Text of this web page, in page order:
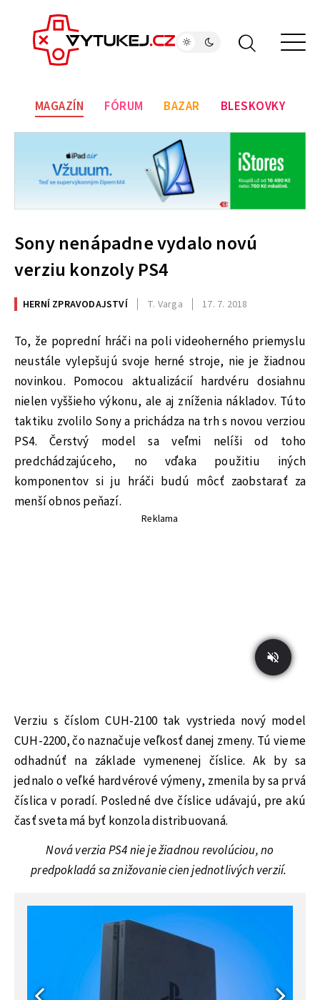
MAGAZÍN FÓRUM BAZAR BLESKOVKY
Sony nenápadne vydalo novú
verziu konzoly PS4
HERNÍ ZPRAVODAJSTVÍ T. Varga 17. 7. 2018
To, že poprední hráči na poli videoherného priemyslu
neustále vylepšujú svoje herné stroje, nie je žiadnou
novinkou. Pomocou aktualizácií hardvéru dosiahnu
nielen vyššieho výkonu, ale aj zníženia nákladov. Túto
taktiku zvolilo Sony a prichádza na trh s novou verziou
PS4. Čerstvý model sa veľmi nelíši od toho
predchádzajúceho, no vďaka použitiu iných
komponentov si ju hráči budú môcť zaobstarať za
menší obnos peňazí.
Reklama
Verziu s číslom CUH-2100 tak vystrieda nový model
CUH-2200, čo naznačuje veľkosť danej zmeny. Tú vieme
odhadnúť na základe vymenenej číslice. Ak by sa
jednalo o veľké hardvérové výmeny, zmenila by sa prvá
číslica v poradí. Posledné dve číslice udávajú, pre akú
časť sveta má byť konzola distribuovaná.
Nová verzia PS4 nie je žiadnou revolúciou, no
predpokladá sa znižovanie cien jednotlivých verzií.